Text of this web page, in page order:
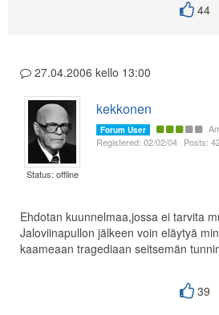
44
27.04.2006 kello 13:00
Status: offline
kekkonen
Forum User
Registered: 02/02/04 Posts:
Ehdotan kuunnelmaa,jossa ei tarvita
Jaloviinapullon jälkeen voin eläytyä
kaameaan tragediaan seitsemän
39